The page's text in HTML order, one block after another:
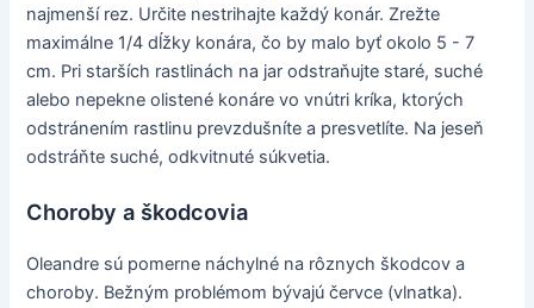
najmenší rez. Určite nestrihajte každý konár. Zrežte
maximálne 1/4 dĺžky konára, čo by malo byť okolo 5 - 7
cm. Pri starších rastlinách na jar odstraňujte staré, suché
alebo nepekne olistené konáre vo vnútri kríka, ktorých
odstránením rastlinu prevzdušníte a presvetlíte. Na jeseň
odstráňte suché, odkvitnuté súkvetia.
Choroby a škodcovia
Oleandre sú pomerne náchylné na rôznych škodcov a
choroby. Bežným problémom bývajú červce (vlnatka).